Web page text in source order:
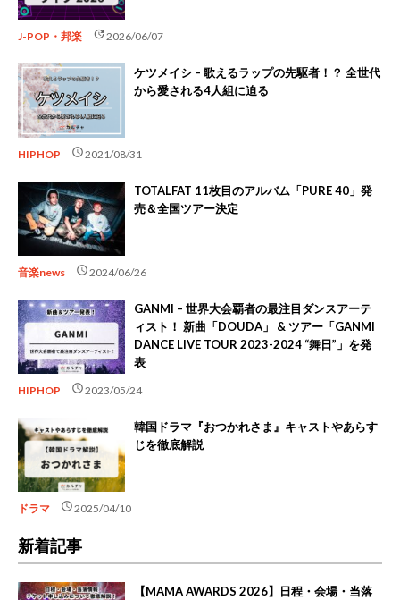
J-POP・邦楽 update2026/06/07
ケツメイシ – 歌えるラップの先駆者！？ 全世代
から愛される4人組に迫る
HIPHOP schedule2021/08/31
TOTALFAT 11枚目のアルバム「PURE 40」発
売＆全国ツアー決定
音楽news schedule2024/06/26
GANMI – 世界大会覇者の最注目ダンスアーテ
ィスト！ 新曲「DOUDA」 & ツアー「GANMI
DANCE LIVE TOUR 2023-2024 “舞日”」を発
表
HIPHOP schedule2023/05/24
韓国ドラマ『おつかれさま』キャストやあらす
じを徹底解説
ドラマ schedule2025/04/10
新着記事
【MAMA AWARDS 2026】日程・会場・当落